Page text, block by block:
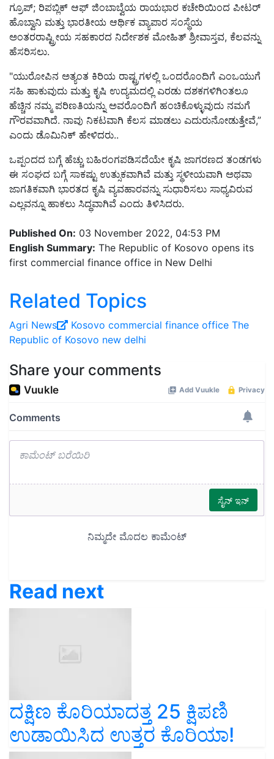
ಗ್ರೂಪ್; ರಿಪಬ್ಲಿಕ್ ಆಫ್ ಜಿಂಬಾಬ್ವೆಯ ರಾಯಭಾರ ಕಚೇರಿಯಿಂದ ಪೀಟರ್
ಹೊಬ್ವಾನಿ ಮತ್ತು ಭಾರತೀಯ ಆರ್ಥಿಕ ವ್ಯಾಪಾರ ಸಂಸ್ಥೆಯ
ಅಂತರರಾಷ್ಟ್ರೀಯ ಸಹಕಾರದ ನಿರ್ದೇಶಕ ಮೋಹಿತ್ ಶ್ರೀವಾಸ್ತವ, ಕೆಲವನ್ನು
ಹೆಸರಿಸಲು.
"ಯುರೋಪಿನ ಅತ್ಯಂತ ಕಿರಿಯ ರಾಷ್ಟ್ರಗಳಲ್ಲಿ ಒಂದರೊಂದಿಗೆ ಎಂಒಯುಗೆ
ಸಹಿ ಹಾಕುವುದು ಮತ್ತು ಕೃಷಿ ಉದ್ಯಮದಲ್ಲಿ ಎರಡು ದಶಕಗಳಿಗಿಂತಲೂ
ಹೆಚ್ಚಿನ ನಮ್ಮ ಪರಿಣತಿಯನ್ನು ಅವರೊಂದಿಗೆ ಹಂಚಿಕೊಳ್ಳುವುದು ನಮಗೆ
ಗೌರವವಾಗಿದೆ. ನಾವು ನಿಕಟವಾಗಿ ಕೆಲಸ ಮಾಡಲು ಎದುರುನೋಡುತ್ತೇವೆ,”
ಎಂದು ಡೊಮಿನಿಕ್ ಹೇಳಿದರು..
ಒಪ್ಪಂದದ ಬಗ್ಗೆ ಹೆಚ್ಚು ಬಹಿರಂಗಪಡಿಸದೆಯೇ ಕೃಷಿ ಜಾಗರಣದ ತಂಡಗಳು
ಈ ಸಂಘದ ಬಗ್ಗೆ ಸಾಕಷ್ಟು ಉತ್ಸುಕವಾಗಿವೆ ಮತ್ತು ಸ್ಥಳೀಯವಾಗಿ ಅಥವಾ
ಜಾಗತಿಕವಾಗಿ ಭಾರತದ ಕೃಷಿ ವ್ಯವಹಾರವನ್ನು ಸುಧಾರಿಸಲು ಸಾಧ್ಯವಿರುವ
ಎಲ್ಲವನ್ನೂ ಹಾಕಲು ಸಿದ್ಧವಾಗಿವೆ ಎಂದು ತಿಳಿಸಿದರು.
Published On: 03 November 2022, 04:53 PM
English Summary: The Republic of Kosovo opens its
first commercial finance office in New Delhi
Related Topics
Agri News Kosovo commercial finance office The
Republic of Kosovo new delhi
Share your comments
Read next
ದಕ್ಷಿಣ ಕೊರಿಯಾದತ್ತ 25 ಕ್ಷಿಪಣಿ
ಉಡಾಯಿಸಿದ ಉತ್ತರ ಕೊರಿಯಾ!